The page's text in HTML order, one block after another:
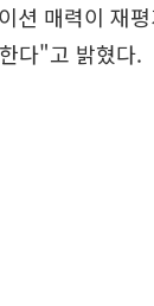
션 매력이 재
다"고 밝혔다.